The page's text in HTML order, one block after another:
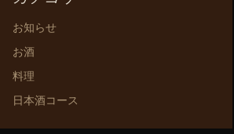
お知らせ
お酒
料理
日本酒コース